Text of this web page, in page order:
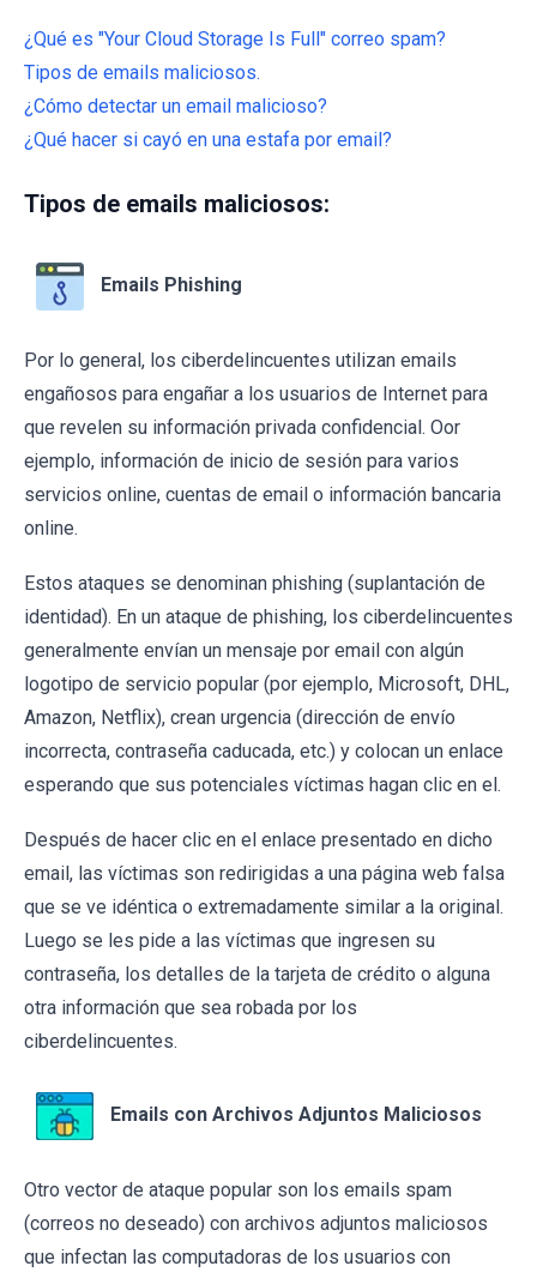
¿Qué es "Your Cloud Storage Is Full" correo spam?
Tipos de emails maliciosos.
¿Cómo detectar un email malicioso?
¿Qué hacer si cayó en una estafa por email?
Tipos de emails maliciosos:
Emails Phishing
Por lo general, los ciberdelincuentes utilizan emails
engañosos para engañar a los usuarios de Internet para
que revelen su información privada confidencial. Oor
ejemplo, información de inicio de sesión para varios
servicios online, cuentas de email o información bancaria
online.
Estos ataques se denominan phishing (suplantación de
identidad). En un ataque de phishing, los ciberdelincuentes
generalmente envían un mensaje por email con algún
logotipo de servicio popular (por ejemplo, Microsoft, DHL,
Amazon, Netflix), crean urgencia (dirección de envío
incorrecta, contraseña caducada, etc.) y colocan un enlace
esperando que sus potenciales víctimas hagan clic en el.
Después de hacer clic en el enlace presentado en dicho
email, las víctimas son redirigidas a una página web falsa
que se ve idéntica o extremadamente similar a la original.
Luego se les pide a las víctimas que ingresen su
contraseña, los detalles de la tarjeta de crédito o alguna
otra información que sea robada por los
ciberdelincuentes.
Emails con Archivos Adjuntos Maliciosos
Otro vector de ataque popular son los emails spam
(correos no deseado) con archivos adjuntos maliciosos
que infectan las computadoras de los usuarios con